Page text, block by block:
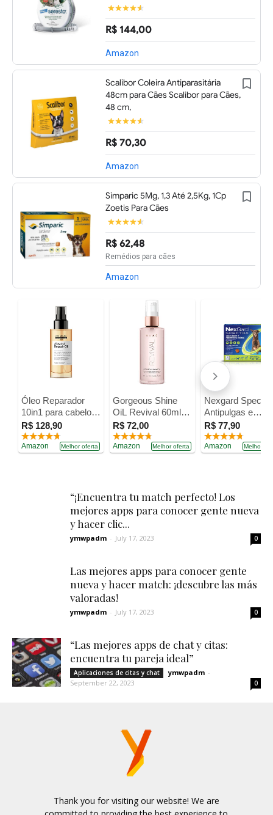
R$ 144,00
Amazon
Scalibor Coleira Antiparasitária
48cm para Cães Scalibor para Cães,
48 cm,
R$ 70,30
Amazon
Simparic 5Mg, 1,3 Até 2,5Kg, 1Cp
Zoetis Para Cães
R$ 62,48
Remédios para cães
Amazon
Óleo Reparador
10in1 para cabelos
finos e ressecados
Absolut Repair
Gold Quinoa 90 ml
R$ 128,90
Amazon Melhor oferta
Gorgeous Shine
OiL Revival 60ml
Reparador - Braé
R$ 72,00
Amazon Melhor oferta
Nexgard Spectra
Antipulgas e
Carrapatos para
Cães de 7,6 a
15kg, Marrom
R$ 77,90
Amazon Melhor
“¡Encuentra tu match perfecto! Los
mejores apps para conocer gente nueva
y hacer clic...
ymwpadm - July 17, 2023 0
Las mejores apps para conocer gente
nueva y hacer match: ¡descubre las más
valoradas!
ymwpadm - July 17, 2023 0
“Las mejores apps de chat y citas:
encuentra tu pareja ideal”
Aplicaciones de citas y chat ymwpadm -
September 22, 2023
0
Thank you for visiting our website! We are